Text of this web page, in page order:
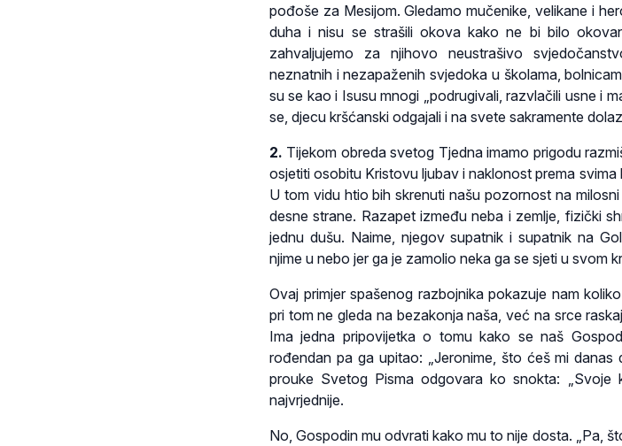
pođoše za Mesijom. Gledamo mučenike, velikane i
duha i nisu se strašili okova kako ne bi bilo
zahvaljujemo za njihovo neustrašivo
neznatnih i nezapaženih svjedoka u školama,
su se kao i Isusu mnogi „podrugivali, razvlačili usne i
se, djecu kršćanski odgajali i na svete sakramente
2. Tijekom obreda svetog Tjedna imamo prigodu
osjetiti osobitu Kristovu ljubav i naklonost prema svima
U tom vidu htio bih skrenuti našu pozornost na
desne strane. Razapet između neba i zemlje, fizički
jednu dušu. Naime, njegov supatnik i supatnik na
njime u nebo jer ga je zamolio neka ga se sjeti u svom
Ovaj primjer spašenog razbojnika pokazuje nam
pri tom ne gleda na bezakonja naša, već na srce
Ima jedna pripovijetka o tomu kako se naš
rođendan pa ga upitao: „Jeronime, što ćeš mi danas
prouke Svetog Pisma odgovara ko snokta: „Svoje
najvrjednije.
No, Gospodin mu odvrati kako mu to nije dosta. „Pa,